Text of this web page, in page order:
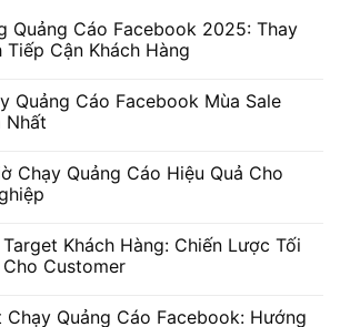
Quảng Cáo Facebook 2025: Thay
Cận Khách Hàng
Quảng Cáo Facebook Mùa Sale
Nhất
Chạy Quảng Cáo Hiệu Quả Cho
Khách Hàng: Chiến Lược Tối
Customer
Chạy Quảng Cáo Facebook: Hướng